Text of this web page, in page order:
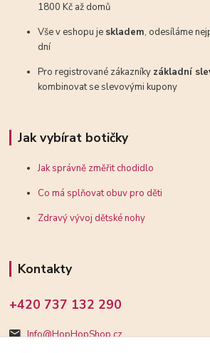
1800 Kč až domů
Vše v eshopu je skladem, odesíláme
dní
Pro registrované zákazníky základní
kombinovat se slevovými kupony
Jak vybírat botičky
Jak správně změřit chodidlo
Co má splňovat obuv pro děti
Zdravý vývoj dětské nohy
Kontakty
+420 737 132 290
Info@HopHopShop.cz